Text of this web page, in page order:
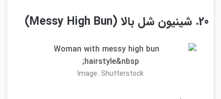
20. شینیون شل بالا (Messy High Bun)
Image: Shutterstock